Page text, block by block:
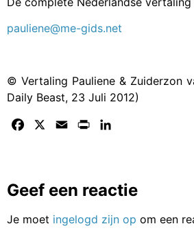
pauliene@me-gids.net
© Vertaling Pauliene & Zuiderzon
Daily Beast, 23 Juli 2012)
Facebook Email Print
Geef een reactie
Je moet ingelogd zijn op om een